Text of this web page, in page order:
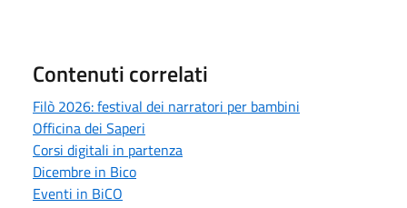
Contenuti correlati
Filò 2026: festival dei narratori per bambini
Officina dei Saperi
Corsi digitali in partenza
Dicembre in Bico
Eventi in BiCO